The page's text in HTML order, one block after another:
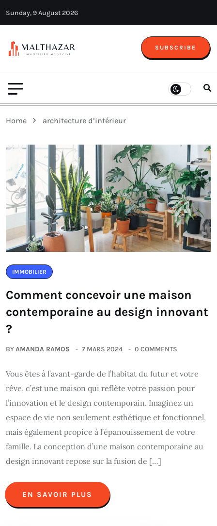
Sunday, 9 August 2026
SUBSCRIBE
Home architecture d’intérieur
IMMOBILIER
Comment concevoir une maison
contemporaine au design innovant
?
BYAMANDA RAMOS 7 MARS 2024 0 COMMENTS
Vous êtes à l’avant-garde de l’habitat du futur et votre
rêve, c’est une maison qui reflète votre passion pour
l’innovation et le design contemporain. Imaginez un
espace de vie non seulement esthétique et fonctionnel,
mais également propice à l’épanouissement de votre
famille. La conception d’une maison contemporaine au
design innovant repose sur la fusion de […]
EN SAVOIR PLUS